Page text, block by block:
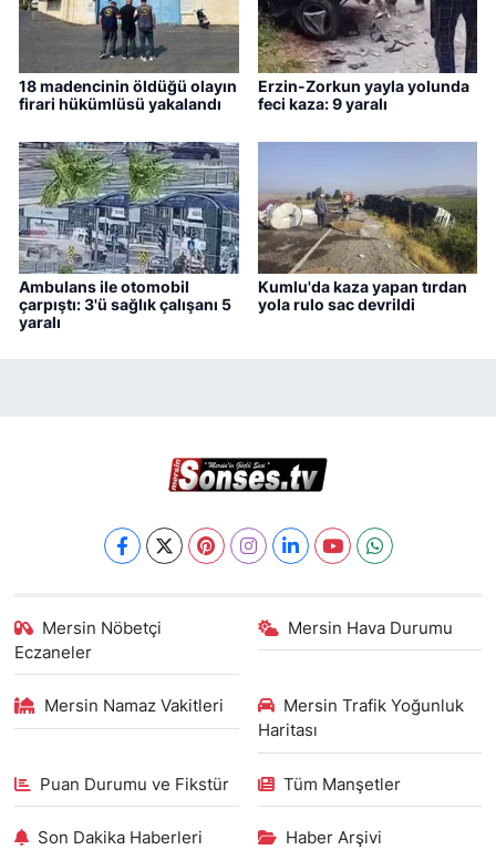
18 madencinin öldüğü olayın
firari hükümlüsü yakalandı
Erzin-Zorkun yayla yolunda
feci kaza: 9 yaralı
Ambulans ile otomobil
çarpıştı: 3'ü sağlık çalışanı 5
yaralı
Kumlu'da kaza yapan tırdan
yola rulo sac devrildi
Mersin Nöbetçi
Eczaneler
Mersin Hava Durumu
Mersin Namaz Vakitleri
Mersin Trafik Yoğunluk
Haritası
Puan Durumu ve Fikstür Tüm Manşetler
Son Dakika Haberleri Haber Arşivi